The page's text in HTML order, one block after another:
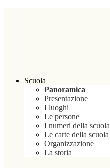
Scuola
Panoramica
Presentazione
I luoghi
Le persone
I numeri della scuola
Le carte della scuola
Organizzazione
La storia